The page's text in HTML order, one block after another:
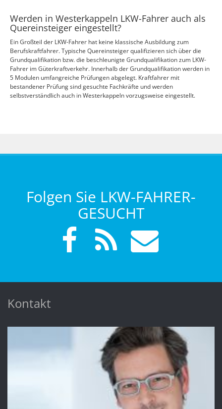
Werden in Westerkappeln LKW-Fahrer auch als
Quereinsteiger eingestellt?
Ein Großteil der LKW-Fahrer hat keine klassische Ausbildung zum
Berufskraftfahrer. Typische Quereinsteiger qualifizieren sich über die
Grundqualifikation bzw. die beschleunigte Grundqualifikation zum LKW-
Fahrer im Güterkraftverkehr. Innerhalb der Grundqualifikation werden in
5 Modulen umfangreiche Prüfungen abgelegt. Kraftfahrer mit
bestandener Prüfung sind gesuchte Fachkräfte und werden
selbstverständlich auch in Westerkappeln vorzugsweise eingestellt.
Folgen Sie LKW-FAHRER-
GESUCHT
Kontakt